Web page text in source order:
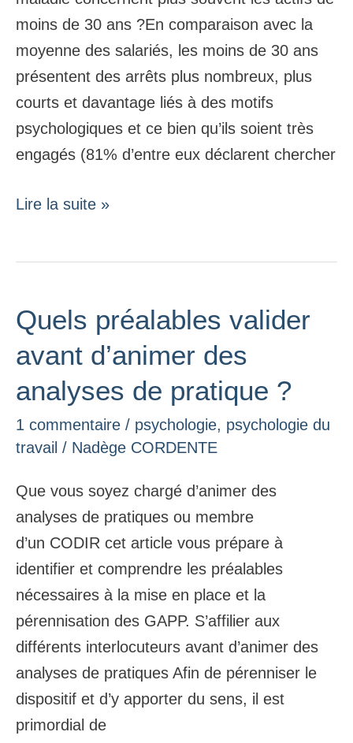
moins de 30 ans ?En comparaison avec la
moyenne des salariés, les moins de 30 ans
présentent des arrêts plus nombreux, plus
courts et davantage liés à des motifs
psychologiques et ce bien qu’ils soient très
engagés (81% d’entre eux déclarent chercher
30
ans
(2024)
Lire la suite »
Quels préalables valider
avant d’animer des
analyses de pratique ?
1 commentaire / psychologie, psychologie du
travail / Nadège CORDENTE
Que vous soyez chargé d’animer des
analyses de pratiques ou membre
d’un CODIR cet article vous prépare à
identifier et comprendre les préalables
nécessaires à la mise en place et la
pérennisation des GAPP. S’affilier aux
différents interlocuteurs avant d’animer des
analyses de pratiques Afin de pérenniser le
dispositif et d’y apporter du sens, il est
primordial de
Quels
préalables
valider
avant
d’animer
des
de
pratique
?